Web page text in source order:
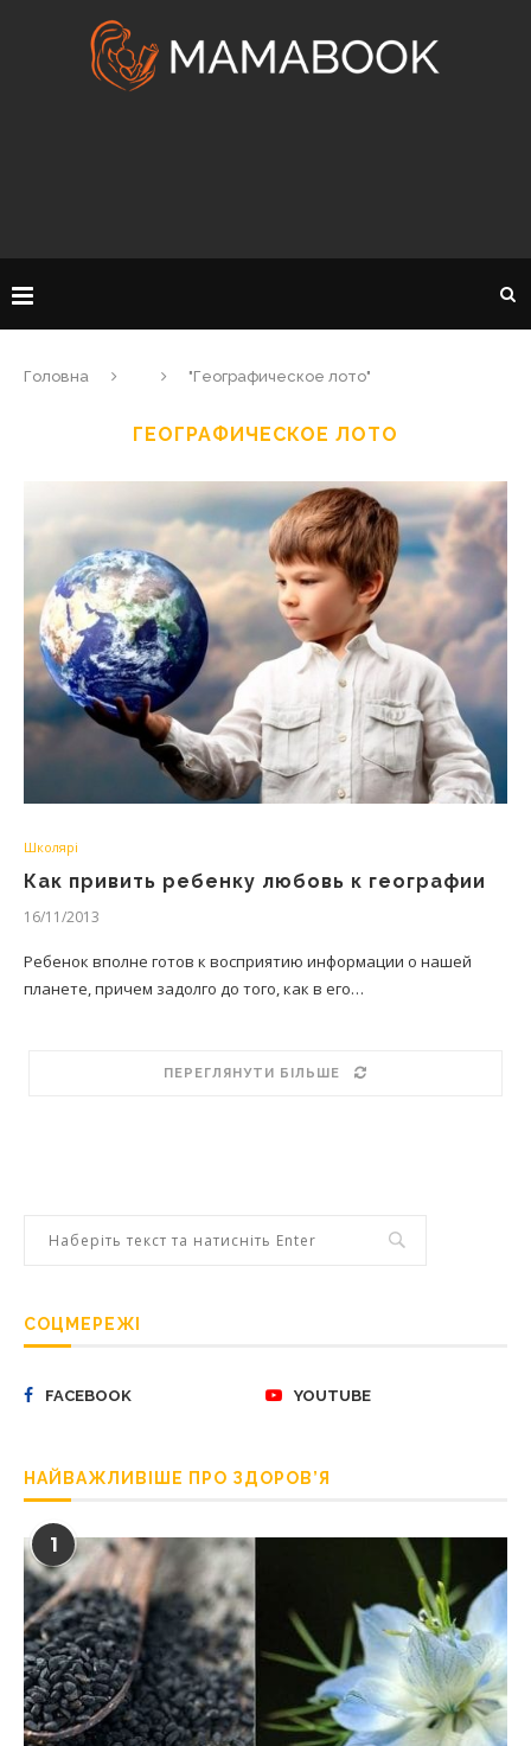
Головна "Географическое лото"
ГЕОГРАФИЧЕСКОЕ ЛОТО
Школярі
Как привить ребенку любовь к географии
16/11/2013
Ребенок вполне готов к восприятию информации о нашей
планете, причем задолго до того, как в его…
ПЕРЕГЛЯНУТИ БІЛЬШЕ
СОЦМЕРЕЖІ
FACEBOOK YOUTUBE
НАЙВАЖЛИВІШЕ ПРО ЗДОРОВ’Я
1